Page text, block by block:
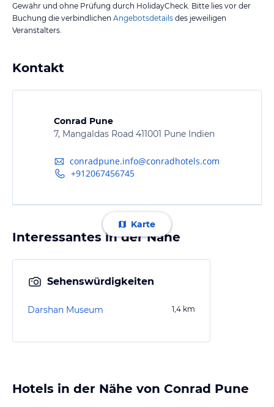
Gewähr und ohne Prüfung durch HolidayCheck. Bitte lies vor der
Buchung die verbindlichen Angebotsdetails des jeweiligen
Veranstalters.
Kontakt
Conrad Pune
7, Mangaldas Road 411001 Pune Indien
conradpune.info@conradhotels.com
+912067456745
Karte
Interessantes in der Nähe
Sehenswürdigkeiten
Darshan Museum 1,4 km
Hotels in der Nähe von Conrad Pune